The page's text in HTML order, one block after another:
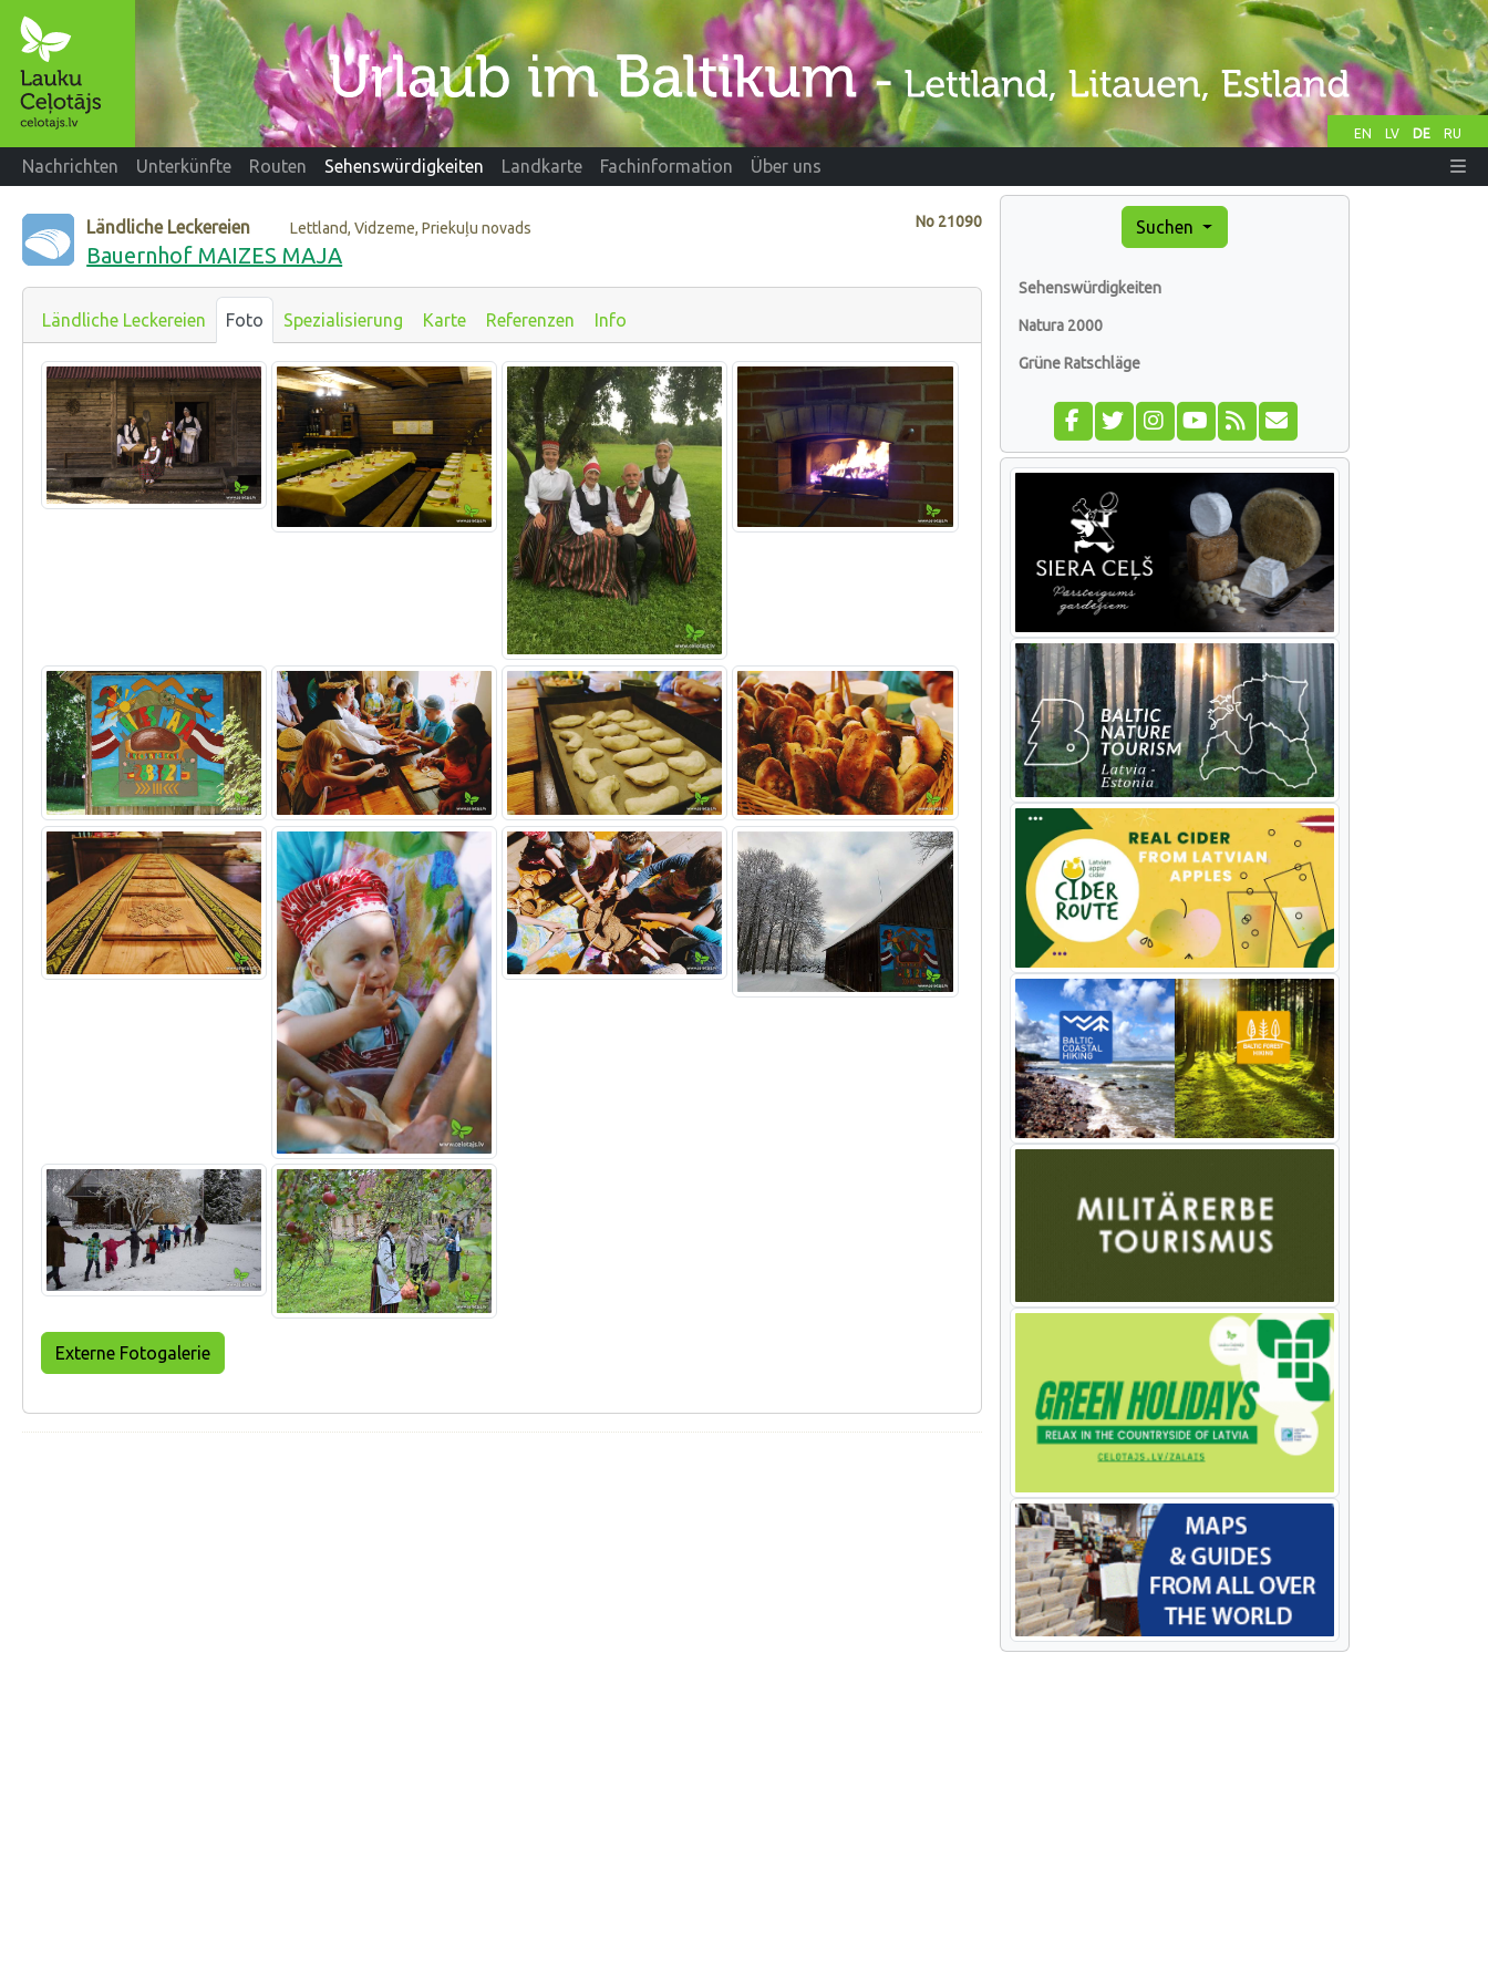
EN LV DE RU
Nachrichten Unterkünfte Routen Sehenswürdigkeiten Landkarte Fachinformation Über uns
No 21090
Ländliche Leckereien Lettland, Vidzeme, Priekuļu novads
Bauernhof MAIZES MAJA
Ländliche Leckereien Foto Spezialisierung Karte Referenzen Info
Externe Fotogalerie
Suchen
Sehenswürdigkeiten
Natura 2000
Grüne Ratschläge